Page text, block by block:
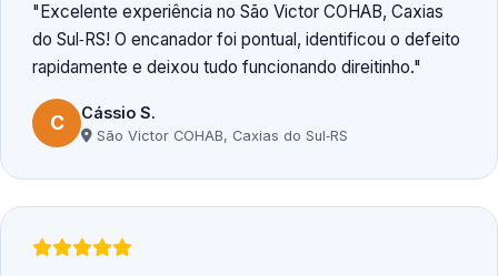
Excelente experiência no São Victor COHAB, Caxias
do Sul‑RS! O encanador foi pontual, identificou o defeito
rapidamente e deixou tudo funcionando direitinho.
C Cássio S.
São Victor COHAB, Caxias do Sul‑RS